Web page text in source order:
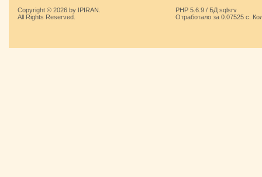
Copyright © 2026 by IPIRAN.
All Rights Reserved.
PHP 5.6.9 / БД sqlsrv
Отработало за 0.07525 с.